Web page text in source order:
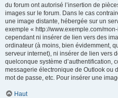
du forum ont autorisé l’insertion de
images sur le forum. Dans le cas
une image distante, hébergée sur un
exemple « http://www.exemple.com/
cependant ni insérer de lien vers des
ordinateur (à moins, bien évidemment,
serveur internet), ni insérer de lien vers
quelconque système d’authentification,
messagerie électronique de Outlook ou
mot de passe, etc. Pour insérer une
Haut